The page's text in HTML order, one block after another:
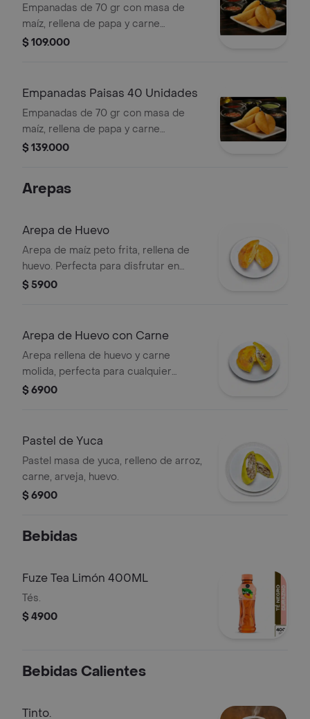
Empanadas de 70 gr con masa de
maíz, rellena de papa y carne
desmechada.
$ 109.000
Empanadas Paisas 40 Unidades
Empanadas de 70 gr con masa de
maíz, rellena de papa y carne
desmechada.
$ 139.000
Arepas
Arepa de Huevo
Arepa de maíz peto frita, rellena de
huevo. Perfecta para disfrutar en
cualquier momento del día.
$ 5900
Arepa de Huevo con Carne
Arepa rellena de huevo y carne
molida, perfecta para cualquier
momento del día.
$ 6900
Pastel de Yuca
Pastel masa de yuca, relleno de arroz,
carne, arveja, huevo.
$ 6900
Bebidas
Fuze Tea Limón 400ML
Tés.
$ 4900
Bebidas Calientes
Tinto.